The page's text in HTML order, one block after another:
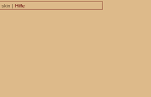
skin | Hilfe